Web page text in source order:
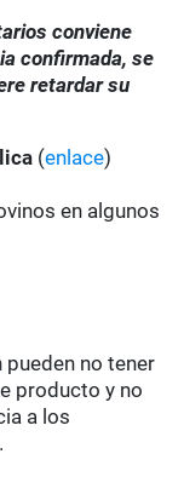
conviene
confirmada, se
retardar su
(enlace)
en algunos
no tener
producto y no
a los